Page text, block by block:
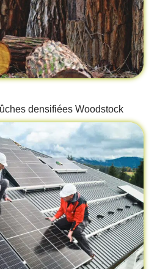
densifiées Woodstock